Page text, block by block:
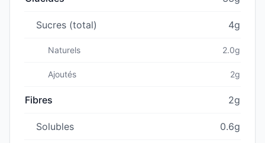
Sucres (total) 4g
Naturels 2.0g
Ajoutés 2g
Fibres 2g
Solubles 0.6g